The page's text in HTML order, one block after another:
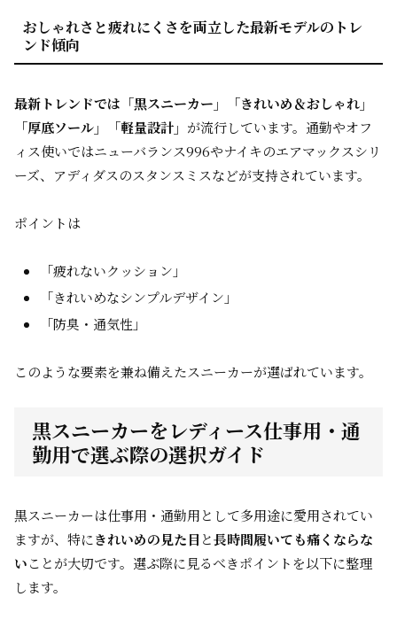
おしゃれさと疲れにくさを両立した最新モデルのトレ
ンド傾向
最新トレンドでは「黒スニーカー」「きれいめ＆おしゃれ」
「厚底ソール」「軽量設計」 が流行しています。通勤やオフ
ィス使いではニューバランス996やナイキのエアマックスシリ
ーズ、アディダスのスタンスミスなどが支持されています。
ポイントは
「疲れないクッション」
「きれいめなシンプルデザイン」
「防臭・通気性」
このような要素を兼ね備えたスニーカーが選ばれています。
黒スニーカーをレディース仕事用・通
勤用で選ぶ際の選択ガイド
黒スニーカーは仕事用・通勤用として多用途に愛用されてい
ますが、特にきれいめの見た目と長時間履いても痛くならな
いことが大切です。選ぶ際に見るべきポイントを以下に整理
します。